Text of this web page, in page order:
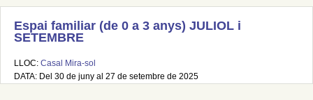
Espai familiar (de 0 a 3 anys) JULIOL i
SETEMBRE
LLOC: Casal Mira-sol
DATA: Del 30 de juny al 27 de setembre de 2025